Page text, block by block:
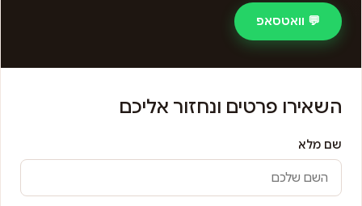
💬 וואטסאפ
השאירו פרטים ונחזור אליכם
שם מלא